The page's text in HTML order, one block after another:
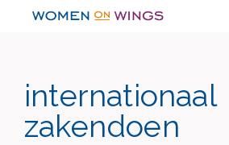
internationaal
zakendoen